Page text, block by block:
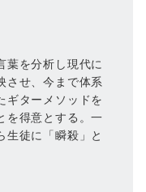
葉を分析し現代に
させ、今まで体系
ギターメソッドを
を得意とする。一
生徒に「瞬殺」と